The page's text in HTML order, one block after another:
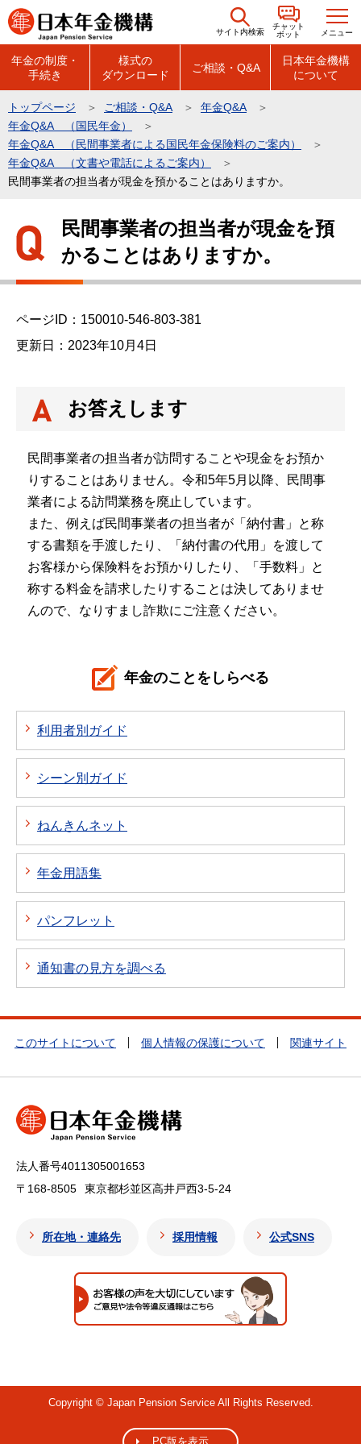
こ
の
の
先
頭
で
サイト内検索
チャット
ボット
メニュー
年金の制度・
手続き
様式の
ダウンロード
ご相談・Q&A
日本年金機構
について
トップページ ご相談・Q&A
年金Q&A
年金Q&A （国民年金）
年金Q&A （民間事業者による国民年金保険料のご案内）
年金Q&A （文書や電話によるご案内）
民間事業者の担当者が現金を預かることはありますか。
民間事業者の担当者が現金を預
かることはありますか。
ページID：150010-546-803-381
更新日：2023年10月4日
お答えします
民間事業者の担当者が訪問することや現金をお預か
りすることはありません。令和5年5月以降、民間事
業者による訪問業務を廃止しています。
また、例えば民間事業者の担当者が「納付書」と称
する書類を手渡したり、「納付書の代用」を渡して
お客様から保険料をお預かりしたり、「手数料」と
称する料金を請求したりすることは決してありませ
んので、なりすまし詐欺にご注意ください。
年金のことをしらべる
利用者別ガイド
シーン別ガイド
ねんきんネット
年金用語集
パンフレット
通知書の見方を調べる
このサイトについて 個人情報の保護について 関連サイト
法人番号4011305001653
〒168-8505
東京都杉並区高井戸西3-5-24
所在地・連絡先 採用情報 公式SNS
Copyright © Japan Pension Service All Rights Reserved.
PC版を表示